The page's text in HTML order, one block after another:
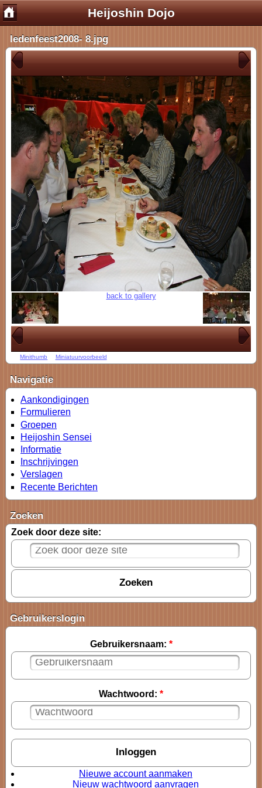
Heijoshin Dojo
ledenfeest2008- 8.jpg
back to gallery
Minithumb Miniatuurvoorbeeld
Navigatie
Aankondigingen
Formulieren
Groepen
Heijoshin Sensei
Informatie
Inschrijvingen
Verslagen
Recente Berichten
Zoeken
Zoek door deze site:
Gebruikerslogin
Gebruikersnaam: *
Wachtwoord: *
Nieuwe account aanmaken
Nieuw wachtwoord aanvragen